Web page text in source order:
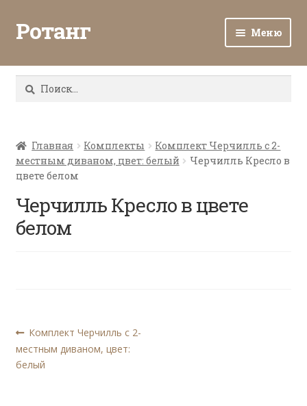
Ротанг Меню
Каталог
Все о ротанге
Ротанг оптом
Найти:
Главная Комплекты
Комплект Черчилль с 2-
местным диваном, цвет: белый
Черчилль Кресло в
цвете белом
Черчилль Кресло в цвете
белом
Навигация
по
Предыдущая
запись:
Комплект Черчилль с 2-
местным диваном, цвет:
белый